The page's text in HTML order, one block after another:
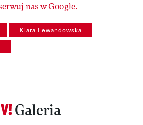
nas w Google.
Klara Lewandowska
Galeria